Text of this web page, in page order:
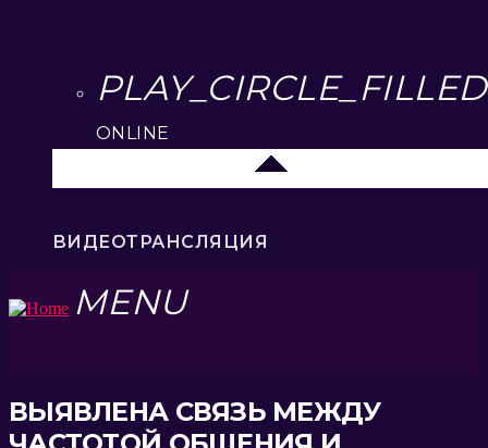
PLAY_CIRCLE_FILLED
ONLINE
ВИДЕОТРАНСЛЯЦИЯ
MENU
ВЫЯВЛЕНА СВЯЗЬ МЕЖДУ